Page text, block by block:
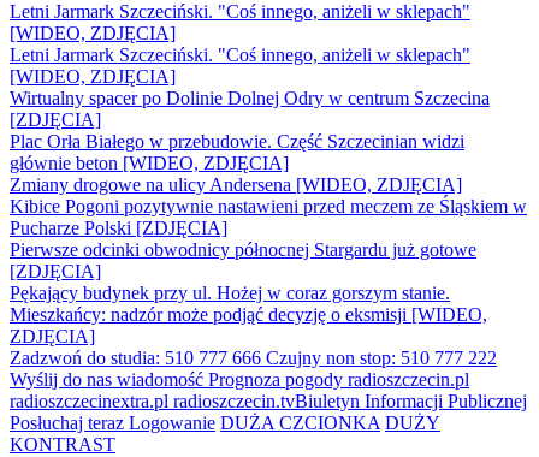
Letni Jarmark Szczeciński. "Coś innego, aniżeli w sklepach"
[WIDEO, ZDJĘCIA]
Letni Jarmark Szczeciński. "Coś innego, aniżeli w sklepach"
[WIDEO, ZDJĘCIA]
Wirtualny spacer po Dolinie Dolnej Odry w centrum Szczecina
[ZDJĘCIA]
Plac Orła Białego w przebudowie. Część Szczecinian widzi
głównie beton [WIDEO, ZDJĘCIA]
Zmiany drogowe na ulicy Andersena [WIDEO, ZDJĘCIA]
Kibice Pogoni pozytywnie nastawieni przed meczem ze Śląskiem w
Pucharze Polski [ZDJĘCIA]
Pierwsze odcinki obwodnicy północnej Stargardu już gotowe
[ZDJĘCIA]
Pękający budynek przy ul. Hożej w coraz gorszym stanie.
Mieszkańcy: nadzór może podjąć decyzję o eksmisji [WIDEO,
ZDJĘCIA]
Zadzwoń do studia: 510 777 666 Czujny non stop: 510 777 222
Wyślij do nas wiadomość Prognoza pogody radioszczecin.pl
radioszczecinextra.pl radioszczecin.tvBiuletyn Informacji Publicznej
Posłuchaj teraz Logowanie DUŻA CZCIONKA DUŻY
KONTRAST